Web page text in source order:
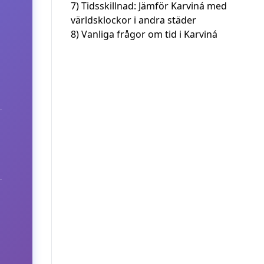
7)Tidsskillnad: Jämför Karviná med
världsklockor i andra städer
8)Vanliga frågor om tid i Karviná